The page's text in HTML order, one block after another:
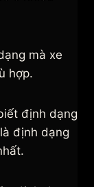
mà xe
hợp.
định dạng
định dạng